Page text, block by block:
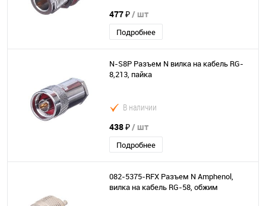
477 ₽/ шт
Подробнее
N-S8P Разъем N вилка на кабель RG-
8,213, пайка
В наличии
438 ₽/ шт
Подробнее
082-5375-RFX Разъем N Amphenol,
вилка на кабель RG-58, обжим